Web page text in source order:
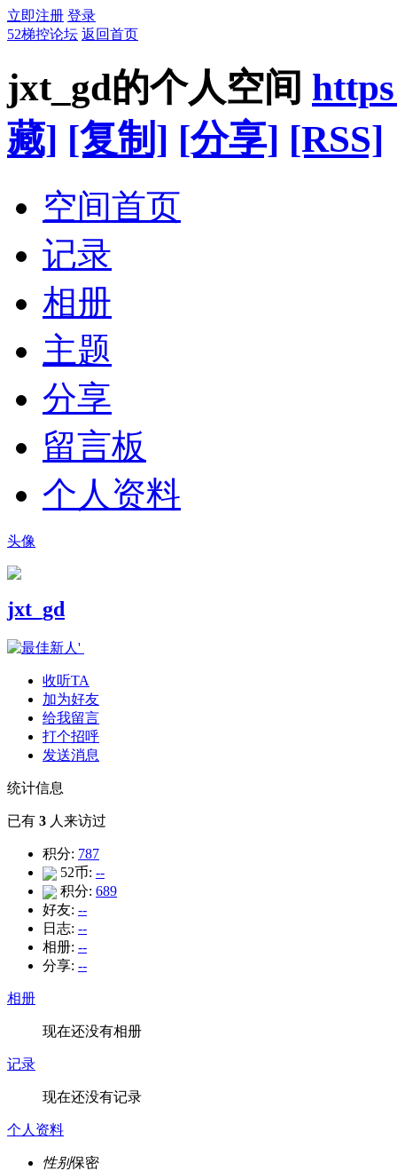
立即注册 登录
52梯控论坛 返回首页
jxt_gd的个人空间
藏] [复制] [分享] [RSS]
空间首页
记录
相册
主题
分享
留言板
个人资料
头像
jxt_gd
收听TA
加为好友
给我留言
打个招呼
发送消息
统计信息
已有 3 人来访过
积分: 787
52币: --
积分: 689
好友: --
日志: --
相册: --
分享: --
相册
现在还没有相册
记录
现在还没有记录
个人资料
性别保密